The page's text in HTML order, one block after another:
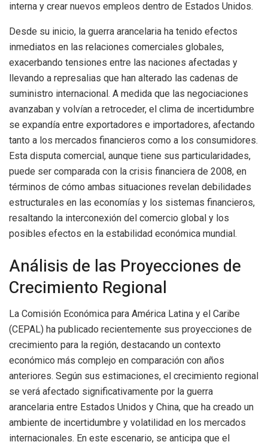
interna y crear nuevos empleos dentro de Estados Unidos.
Desde su inicio, la guerra arancelaria ha tenido efectos
inmediatos en las relaciones comerciales globales,
exacerbando tensiones entre las naciones afectadas y
llevando a represalias que han alterado las cadenas de
suministro internacional. A medida que las negociaciones
avanzaban y volvían a retroceder, el clima de incertidumbre
se expandía entre exportadores e importadores, afectando
tanto a los mercados financieros como a los consumidores.
Esta disputa comercial, aunque tiene sus particularidades,
puede ser comparada con la crisis financiera de 2008, en
términos de cómo ambas situaciones revelan debilidades
estructurales en las economías y los sistemas financieros,
resaltando la interconexión del comercio global y los
posibles efectos en la estabilidad económica mundial.
Análisis de las Proyecciones de
Crecimiento Regional
La Comisión Económica para América Latina y el Caribe
(CEPAL) ha publicado recientemente sus proyecciones de
crecimiento para la región, destacando un contexto
económico más complejo en comparación con años
anteriores. Según sus estimaciones, el crecimiento regional
se verá afectado significativamente por la guerra
arancelaria entre Estados Unidos y China, que ha creado un
ambiente de incertidumbre y volatilidad en los mercados
internacionales. En este escenario, se anticipa que el